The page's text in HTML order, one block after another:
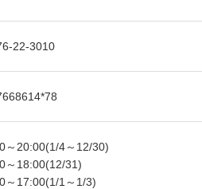
22-3010
～20:00(1/4～12/30)
～18:00(12/31)
～17:00(1/1～1/3)